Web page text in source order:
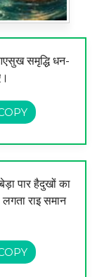
समृद्धि धन-
पार हैदुखों का
राइ समान